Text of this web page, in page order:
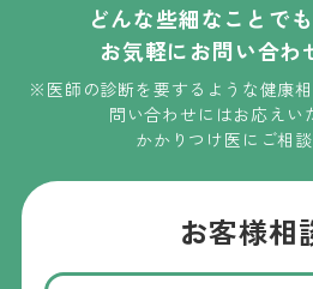
どんな些細なことで
お気軽にお問い合わ
※医師の診断を要するような健康
問い合わせにはお応えい
かかりつけ医にご相談
お客様相